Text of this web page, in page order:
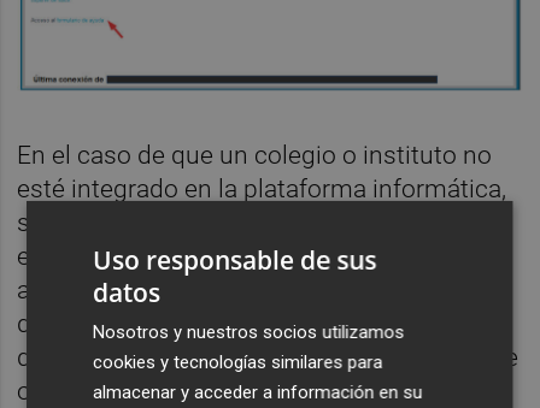
En el caso de que un colegio o instituto no
esté integrado en la plataforma informática,
se le remitirá la comunicación al correo
electrónico. Este sistema electrónico se
aplica tanto a los centros docentes públicos
de titularidad de la Generalitat dependientes
de la Conselleria como a los de titularidad de
otras administraciones, privados
Uso responsable de sus
datos
Nosotros y nuestros socios utilizamos
cookies y tecnologías similares para
almacenar y acceder a información en su